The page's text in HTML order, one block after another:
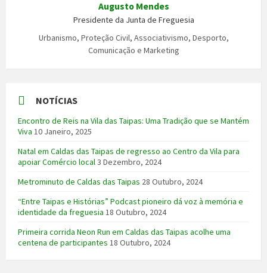
Augusto Mendes
Presidente da Junta de Freguesia
Urbanismo, Proteção Civil, Associativismo, Desporto,
Comunicação e Marketing
NOTÍCIAS
Encontro de Reis na Vila das Taipas: Uma Tradição que se Mantém
Viva 10 Janeiro, 2025
Natal em Caldas das Taipas de regresso ao Centro da Vila para
apoiar Comércio local3 Dezembro, 2024
Metrominuto de Caldas das Taipas 28 Outubro, 2024
“Entre Taipas e Histórias” Podcast pioneiro dá voz à memória e
identidade da freguesia 18 Outubro, 2024
Primeira corrida Neon Run em Caldas das Taipas acolhe uma
centena de participantes 18 Outubro, 2024